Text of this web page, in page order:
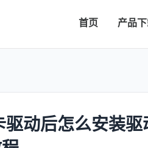
首页 产品
驱动后怎么安装